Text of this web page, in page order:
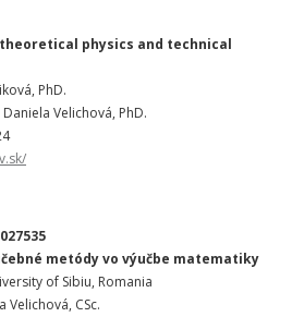
physics and technical
PhD.
Velichová, PhD.
metódy vo výučbe matematiky
of Sibiu, Romania
Velichová, CSc.